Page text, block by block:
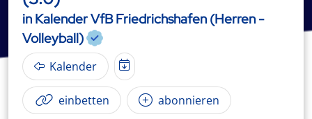
in Kalender VfB Friedrichshafen (Herren -
Volleyball)
Kalender
einbetten abonnieren